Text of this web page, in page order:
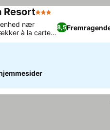
Resort3 Stjerner
8,5
nær
à la carte